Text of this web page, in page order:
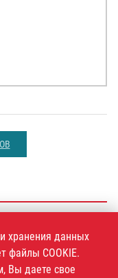
90
хранения данных
файлы COOKIE.
Вы даете свое